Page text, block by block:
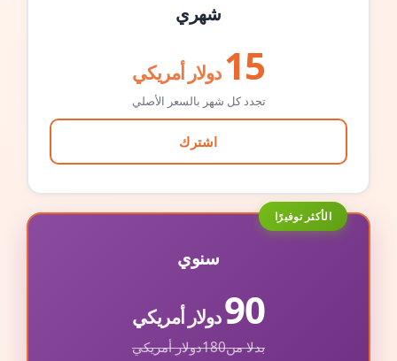
شهري
15 دولار أمريكي
تجدد كل شهر بالسعر الأصلي
اشترك
الأكثر توفيرًا
سنوي
90دولار أمريكي
بدلا من180دولار أمريكي